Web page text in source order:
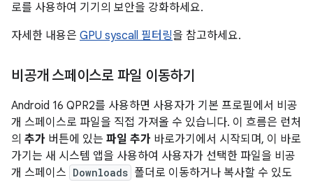
로를 사용하여 기기의 보안을 강화하세요.
자세한 내용은 GPU syscall 필터링을 참고하세요.
비공개 스페이스로 파일 이동하기
Android 16 QPR2를 사용하면 사용자가 기본 프로필에서 비공
개 스페이스로 파일을 직접 가져올 수 있습니다. 이 흐름은 런처
의 추가 버튼에 있는 파일 추가 바로가기에서 시작되며, 이 바로
가기는 새 시스템 앱을 사용하여 사용자가 선택한 파일을 비공
개 스페이스 Downloads 폴더로 이동하거나 복사할 수 있도